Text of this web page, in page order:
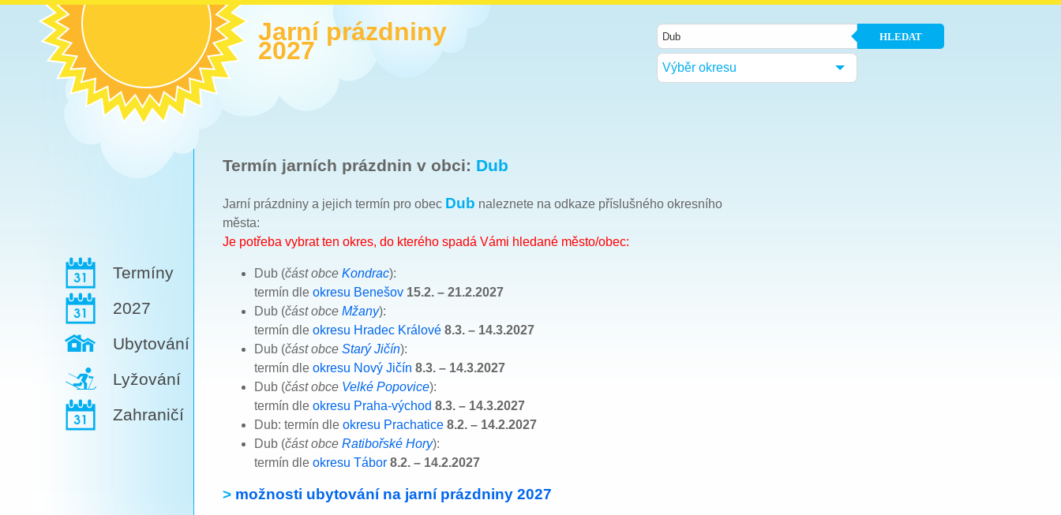
Jarní prázdniny
2027 HLEDAT
Výběr okresu
Termíny
2027
Ubytování
Lyžování
Zahraničí
Termín jarních prázdnin v obci: Dub
Jarní prázdniny a jejich termín pro obec Dub naleznete na odkaze příslušného okresního
města:
Je potřeba vybrat ten okres, do kterého spadá Vámi hledané město/obec:
Dub (část obce Kondrac):
termín dle okresu Benešov 15.2. – 21.2.2027
Dub (část obce Mžany):
termín dle okresu Hradec Králové 8.3. – 14.3.2027
Dub (část obce Starý Jičín):
termín dle okresu Nový Jičín 8.3. – 14.3.2027
Dub (část obce Velké Popovice):
termín dle okresu Praha-východ 8.3. – 14.3.2027
Dub: termín dle okresu Prachatice 8.2. – 14.2.2027
Dub (část obce Ratibořské Hory):
termín dle okresu Tábor 8.2. – 14.2.2027
> možnosti ubytování na jarní prázdniny 2027